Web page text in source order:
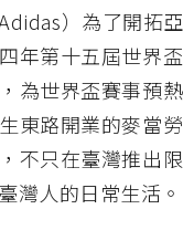
）為了開拓
年第十五屆世界
為世界盃賽事預
東路開業的麥當
不只在臺灣推出
灣人的日常生活。